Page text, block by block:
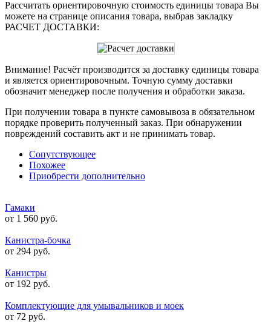
Рассчитать ориентировочную стоимость единицы товара Вы
можете на странице описания товара, выбрав закладку
РАСЧЕТ ДОСТАВКИ:
Внимание! Расчёт производится за доставку единицы товара
и является ориентировочным. Точную сумму доставки
обозначит менеджер после получения и обработки заказа.
При получении товара в пункте самовывоза в обязательном
порядке проверить полученный заказ. При обнаружении
повреждений составить акт и не принимать товар.
Сопутствующее
Похожее
Приобрести дополнительно
Гамаки
от 1 560 руб.
Канистра-бочка
от 294 руб.
Канистры
от 192 руб.
Комплектующие для умывальников и моек
от 72 руб.